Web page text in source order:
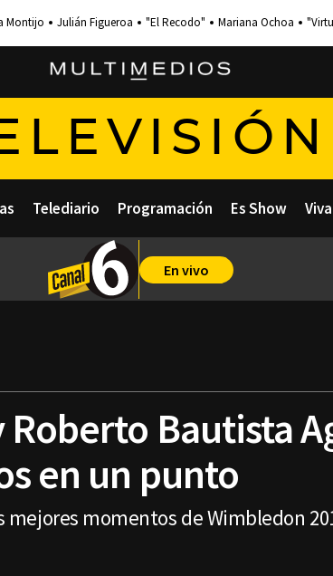
Montijo Julián Figueroa "El Recodo" Mariana Ochoa
Telediario Programación Es Show
En vivo
Roberto Bautista
en un punto
momentos de Wimbledon